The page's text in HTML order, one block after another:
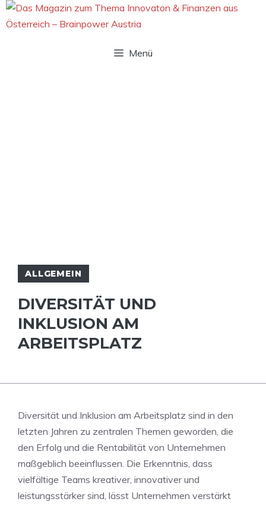
Zum
Inhalt
Menü
ALLGEMEIN
DIVERSITÄT UND
INKLUSION AM
ARBEITSPLATZ
Diversität und Inklusion ​am Arbeitsplatz sind in den
letzten Jahren zu zentralen Themen geworden, die
den Erfolg und die Rentabilität von Unternehmen
‍maßgeblich beeinflussen.‌ Die Erkenntnis, ⁢dass
vielfältige Teams kreativer, ⁤innovativer und
leistungsstärker sind, lässt Unternehmen verstärkt